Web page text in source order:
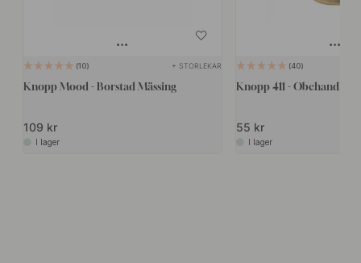
10 + STORLEKAR
Knopp Mood - Borstad Mässing
109 kr
I lager
40
Knopp 411 - Obehandlad
55 kr
I lager